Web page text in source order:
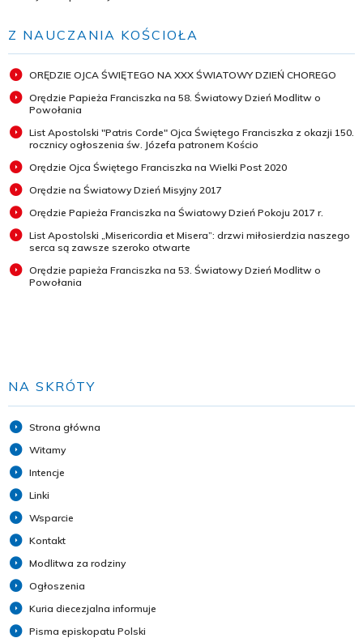
Z NAUCZANIA KOŚCIOŁA
ORĘDZIE OJCA ŚWIĘTEGO NA XXX ŚWIATOWY DZIEŃ CHOREGO
Orędzie Papieża Franciszka na 58. Światowy Dzień Modlitw o
Powołania
List Apostolski "Patris Corde" Ojca Świętego Franciszka z okazji 150.
rocznicy ogłoszenia św. Józefa patronem Kościo
Orędzie Ojca Świętego Franciszka na Wielki Post 2020
Orędzie na Światowy Dzień Misyjny 2017
Orędzie Papieża Franciszka na Światowy Dzień Pokoju 2017 r.
List Apostolski „Misericordia et Misera”: drzwi miłosierdzia naszego
serca są zawsze szeroko otwarte
Orędzie papieża Franciszka na 53. Światowy Dzień Modlitw o
Powołania
NA SKRÓTY
Strona główna
Witamy
Intencje
Linki
Wsparcie
Kontakt
Modlitwa za rodziny
Ogłoszenia
Kuria diecezjalna informuje
Pisma episkopatu Polski